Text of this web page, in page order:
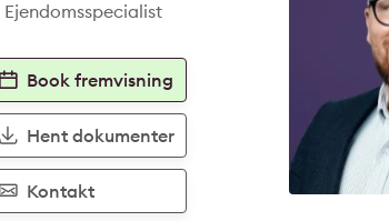
Ejendomsspecialist
Book fremvisning
Hent dokumenter
Kontakt